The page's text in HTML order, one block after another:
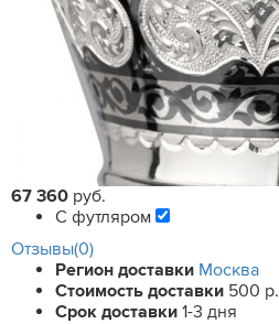
67 360 руб.
С футляром
Отзывы(0)
Регион доставки Москва
Стоимость доставки 500 р.
Срок доставки 1-3 дня